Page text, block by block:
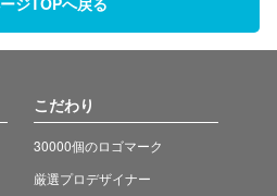
こだわり
30000個のロゴマーク
厳選プロデザイナー